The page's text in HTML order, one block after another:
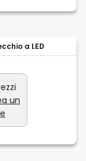
a LED
un